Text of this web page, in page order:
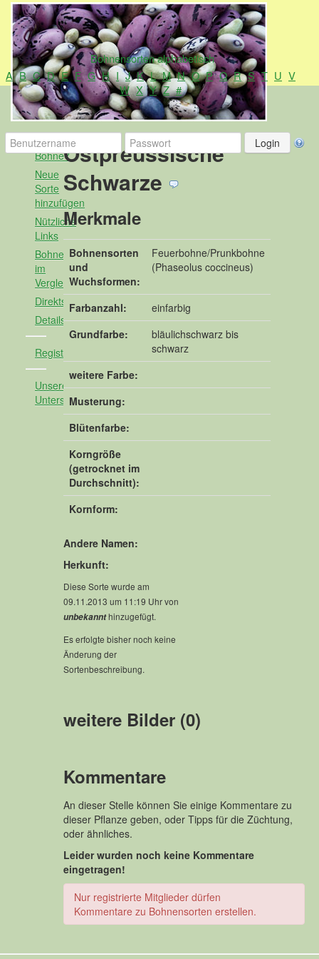
Bohnensorten alphabetisch
A B C D E F G H I J K L M N O P Q R S T U V
W X Y Z #
Alles
Bohne?
Neue
Sorte
hinzufügen
Nützliche
Links
Bohnen
im
Vergleich
Direktsuche
Detailsuche
Registrieren
Unsere
Unterstützer
Ostpreussische
Schwarze
Merkmale
Bohnensorten
und
Wuchsformen:
Feuerbohne/Prunkbohne
(Phaseolus coccineus)
Farbanzahl:
einfarbig
Grundfarbe:
bläulichschwarz bis
schwarz
weitere Farbe:
Musterung:
Blütenfarbe:
Korngröße
(getrocknet im
Durchschnitt):
Kornform:
Andere Namen:
Herkunft:
Diese Sorte wurde am
09.11.2013 um 11:19 Uhr von
unbekannthinzugefügt.
Es erfolgte bisher noch keine
Änderung der
Sortenbeschreibung.
weitere Bilder (0)
Kommentare
An dieser Stelle können Sie einige Kommentare zu
dieser Pflanze geben, oder Tipps für die Züchtung,
oder ähnliches.
Leider wurden noch keine Kommentare
eingetragen!
Nur registrierte Mitglieder dürfen
Kommentare zu Bohnensorten erstellen.